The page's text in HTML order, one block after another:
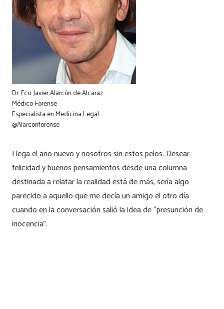
Dr. Fco. Javier Alarcón de Alcaraz
Médico-Forense
Especialista en Medicina Legal.
@Alarconforense
Llega el año nuevo y nosotros sin estos pelos. Desear
felicidad y buenos pensamientos desde una columna
destinada a relatar la realidad está de más, sería algo
parecido a aquello que me decía un amigo el otro día
cuando en la conversación salió la idea de “presunción de
inocencia”.